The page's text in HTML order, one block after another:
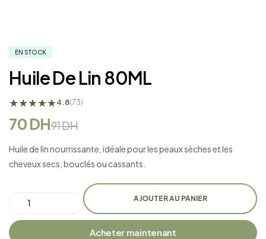
EN STOCK
Huile De Lin 80ML
★★★★★
★4.8(73)
91DH
70DH
Huile de lin nourrissante, idéale pour les peaux sèches et les
cheveux secs, bouclés ou cassants.
AJOUTER AU PANIER
Acheter maintenant